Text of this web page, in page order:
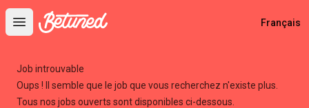
Open main menu
Betuned Français
Job introuvable
Oups ! Il semble que le job que vous recherchez n'existe plus.
Tous nos jobs ouverts sont disponibles ci-dessous.